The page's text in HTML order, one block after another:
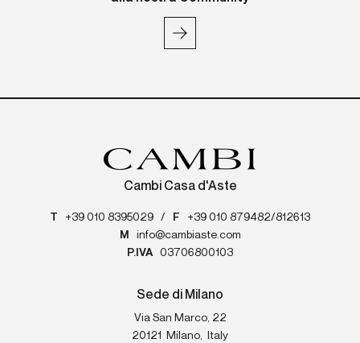
Cambi Casa d'Aste
T +39 010 8395029 / F
+39 010 879482/812613
M
info@cambiaste.com
P.IVA
03706800103
Sede di Milano
Via San Marco, 22
20121
Milano,
Italy